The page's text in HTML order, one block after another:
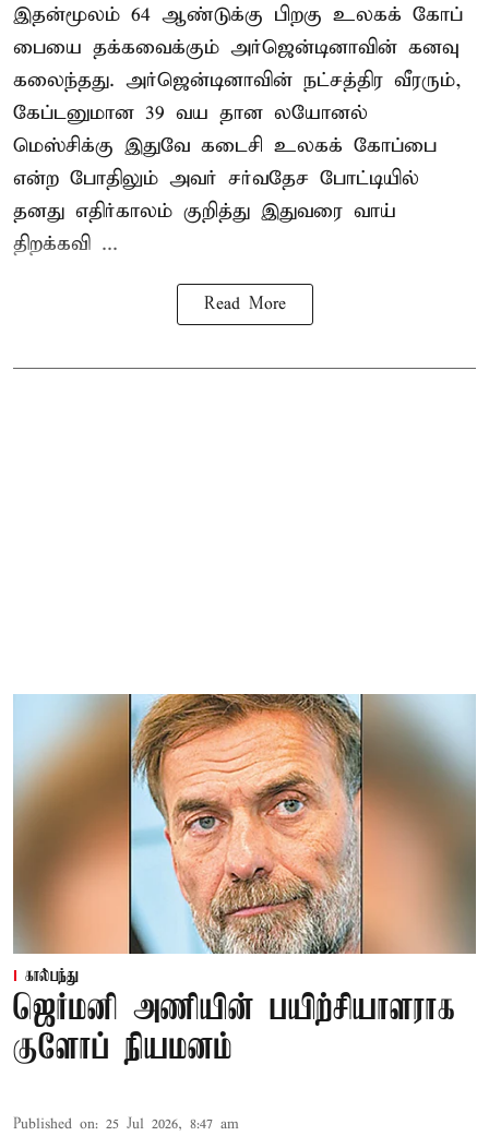
இதன்மூலம் 64 ஆண்டுக்கு பிறகு உலகக் கோப்
பையை தக்கவைக்கும் அர்ஜென்டினாவின் கனவு
கலைந்தது. அர்ஜென்டினாவின் நட்சத்திர வீரரும்,
கேப்டனுமான 39 வய தான லயோனல்
மெஸ்சிக்கு இதுவே கடைசி உலகக் கோப்பை
என்ற போதிலும் அவர் சர்வதேச போட்டியில்
தனது எதிர்காலம் குறித்து இதுவரை வாய்
திறக்கவி ...
Read More
கால்பந்து
ஜெர்மனி அணியின் பயிற்சியாளராக
குளோப் நியமனம்
Published on: 25 Jul 2026, 8:47 am